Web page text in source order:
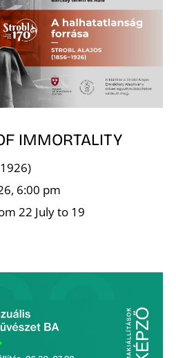
IMMORTALITY
6:00 pm
22 July to 19